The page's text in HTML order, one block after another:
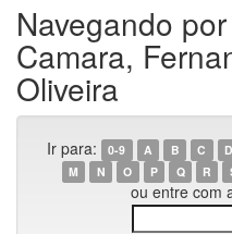
Navegando
Camara,
Oliveira
Ir para: 0-9 A B C D
M
N O P Q R
ou entre com